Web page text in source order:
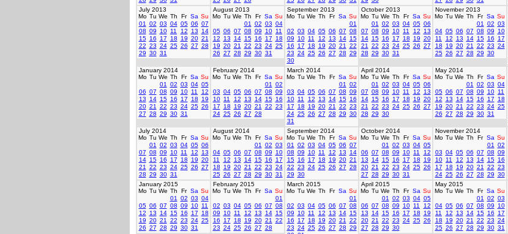
July 2013
Mo Tu We Th Fr Sa Su
01
02 03 04 05 06 07
08 09 10 11 12 13
14
15 16 17 18 19 20 21
22 23 24 25 26 27 28
29 30 31
August 2013
Mo Tu We Th Fr Sa Su
01
02 03 04
05 06 07 08 09 10 11
12
13 14 15 16 17
18
19 20 21 22 23 24 25
26 27 28 29 30 31
September 2013
Mo Tu We Th Fr Sa Su
01
02 03 04 05 06 07 08
09
10 11 12 13 14 15
16
17 18 19 20 21
22
23 24 25 26 27 28 29
30
October 2013
Mo Tu We Th Fr Sa Su
01
02 03 04 05 06
07 08 09 10 11 12
13
14 15 16 17 18 19 20
21
22 23 24 25 26 27
28 29 30 31
November 2013
Mo Tu We Th Fr Sa Su
01
02 03
04 05 06 07 08 09
10
11
12 13 14 15 16
17
18
19 20 21 22 23 24
25 26 27 28 29 30
January 2014
Mo Tu We Th Fr Sa Su
01
02 03 04 05
06 07 08 09 10 11
12
13
14 15 16 17 18
19
20 21 22 23 24 25 26
27 28 29 30 31
February 2014
Mo Tu We Th Fr Sa Su
01
02
03 04 05 06 07 08 09
10 11 12 13 14 15 16
17
18 19 20 21 22 23
24 25 26 27 28
March 2014
Mo Tu We Th Fr Sa Su
01
02
03 04 05 06 07 08 09
10 11 12 13 14 15 16
17
18 19 20 21 22 23
24 25 26 27 28 29 30
31
April 2014
Mo Tu We Th Fr Sa Su
01
02 03 04 05 06
07 08 09 10 11 12
13
14 15 16 17 18 19 20
21
22 23 24 25 26 27
28 29 30
May 2014
Mo Tu We Th Fr Sa Su
01
02 03 04
05 06 07 08 09 10 11
12
13 14 15 16 17
18
19 20 21 22 23 24 25
26 27 28 29 30 31
July 2014
Mo Tu We Th Fr Sa Su
01
02 03 04 05 06
07 08 09 10 11 12
13
14 15 16 17 18 19 20
21
22 23 24 25 26 27
28 29 30 31
August 2014
Mo Tu We Th Fr Sa Su
01
02 03
04 05 06 07 08 09
10
11
12 13 14 15 16
17
18
19 20 21 22 23 24
25 26 27 28 29 30 31
September 2014
Mo Tu We Th Fr Sa Su
01
02 03 04 05 06 07
08 09 10 11 12 13
14
15 16 17 18 19 20 21
22 23 24 25 26 27 28
29 30
October 2014
Mo Tu We Th Fr Sa Su
01
02 03 04 05
06 07 08 09 10 11
12
13
14 15 16 17 18
19
20 21 22 23 24 25 26
27 28 29 30 31
November 2014
Mo Tu We Th Fr Sa Su
01
02
03 04 05 06 07 08 09
10 11 12 13 14 15 16
17
18 19 20 21 22 23
24 25 26 27 28 29 30
January 2015
Mo Tu We Th Fr Sa Su
01
02 03 04
05 06 07 08 09 10 11
12
13 14 15 16 17
18
19 20 21 22 23 24 25
26 27 28 29 30 31
February 2015
Mo Tu We Th Fr Sa Su
01
02 03 04 05 06 07 08
09
10 11 12 13 14 15
16
17 18 19 20 21
22
23 24 25 26 27 28
March 2015
Mo Tu We Th Fr Sa Su
01
02 03 04 05 06 07 08
09
10 11 12 13 14 15
16
17 18 19 20 21
22
23 24 25 26 27 28 29
April 2015
Mo Tu We Th Fr Sa Su
01
02 03 04 05
06 07 08 09 10 11
12
13
14 15 16 17 18
19
20 21 22 23 24 25 26
27 28 29 30
May 2015
Mo Tu We Th Fr Sa Su
01
02 03
04 05 06 07 08 09
10
11
12 13 14 15 16
17
18
19 20 21 22 23 24
25 26 27 28 29 30 31